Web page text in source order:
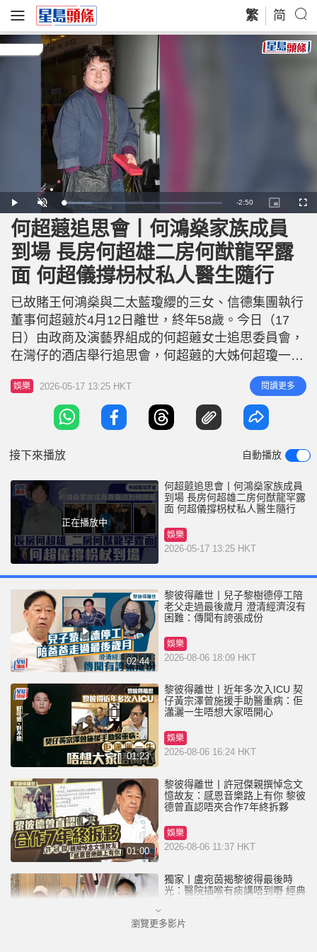
繁 简
P
l
a
U
n
m
u
t
e
L
o
a
d
e
1
7
.
9
7
R
e
m
a
i
n
n
-2:50
P
i
c
t
u
r
e
-
i
c
t
r
e
F
u
何超蕸追思會丨何鴻燊家族成員
到場 長房何超雄二房何猷龍罕露
面 何超儀撐枴杖私人醫生隨行
已故賭王何鴻燊與二太藍瓊纓的三女、信德集團執行
董事何超蕸於4月12日離世，終年58歲。今日（17
日）由政商及演藝界組成的何超蕸女士追思委員會，
在灣仔的酒店舉行追思會，何超蕸的大姊何超瓊一早
現身打點，而其他兄弟姊妹陸續抵達。 何超蕸追思
會丨何超瓊到場打點獲慰問 大批政商界人士今早出
席何超蕸追思會，何超瓊心情平靜最先到場打點，獲
到場的賓客握手慰問，其後何超蕸的胞弟何猷龍、賭
娛樂 2026-05-17 13:25 HKT 閱讀更多
接下來播放 自動播放
正在播放中
何超蕸追思會丨何鴻燊家族成員
到場 長房何超雄二房何猷龍罕露
面 何超儀撐枴杖私人醫生隨行
娛樂
2026-05-17 13:25 HKT
02:44
黎彼得離世丨兒子黎樹德停工陪
老父走過最後歲月 澄清經濟沒有
困難：傳聞有誇張成份
娛樂
2026-08-06 18:09 HKT
01:23
黎彼得離世丨近年多次入ICU 契
仔黃宗澤曾施援手助醫重病：佢
瀟灑一生唔想大家唔開心
娛樂
2026-08-06 16:24 HKT
01:00
黎彼得離世丨許冠傑親撰悼念文
憶故友：感恩音樂路上有你 黎彼
德曾直認唔夾合作7年終拆夥
娛樂
2026-08-06 11:37 HKT
獨家丨盧宛茵揭黎彼得最後時
光：醫院插喉有痰講唔到嘢 經典
娛樂
瀏覽更多影片